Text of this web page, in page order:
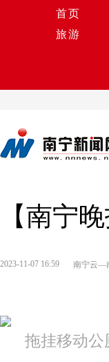
首页
旅游
【南宁
2023-11-07 16:59 南宁云—
拖挂移动公